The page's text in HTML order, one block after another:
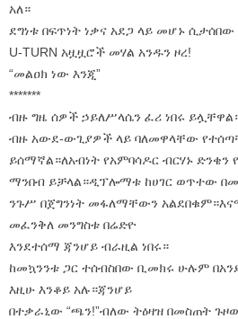
አለ።
ደግነቱ በፍጥነት ነቃና አደጋ ላይ መሆኑ ሲታሰበው
U-TURN አዟዟሮች መሃል አንዱን ዞረ!
“መልዐክ ነው እንጂ”
*******
ብዙ ግዜ ሰዎች ኃይለሥላሴን ፈሪ ነበሩ
ብዙ አውደ-ውጊያዎች ላይ ባለመዋላቸው
ይሰማኛል።ለአብነት የአምባሳዶር ብርሃኑ
ማንበብ ይቻላል።ዲፕሎማቱ ከሀገር ወጥተው
ንጉሥ በጀግንነት መፋለማቸውን
መፈንቅለ መንግስቱ በሬድዮ
እንደተሰማ ጃንሆይ ብራዚል ነበሩ።
ከመኳንንቱ ጋር ተሰብስበው ቢመክሩ ሁሉም
እዚሁ እንቆይ አሉ።ጃንሆይ
በተቃራኒው “ጫን!”ብለው ትዕዛዝ በመስጠት